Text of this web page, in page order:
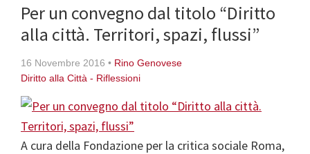
Per un convegno dal titolo “Diritto
alla città. Territori, spazi, flussi”
16 Novembre 2016 • Rino Genovese
Diritto alla Città - Riflessioni
A cura della Fondazione per la critica sociale Roma,